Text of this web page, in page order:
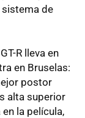
de
R lleva en
en Bruselas:
postor
alta superior
la película,